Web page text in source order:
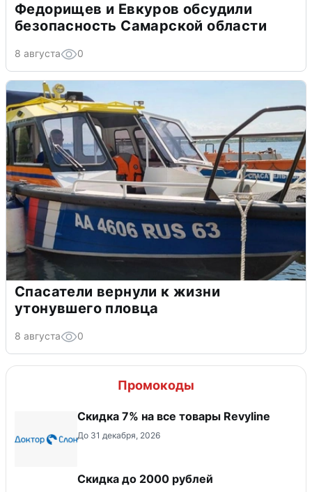
Федорищев и Евкуров обсудили
безопасность Самарской области
8 августа 0
Спасатели вернули к жизни
утонувшего пловца
8 августа 0
Промокоды
​Скидка 7% на все товары Revyline
До 31 декабря, 2026
Скидка до 2000 рублей